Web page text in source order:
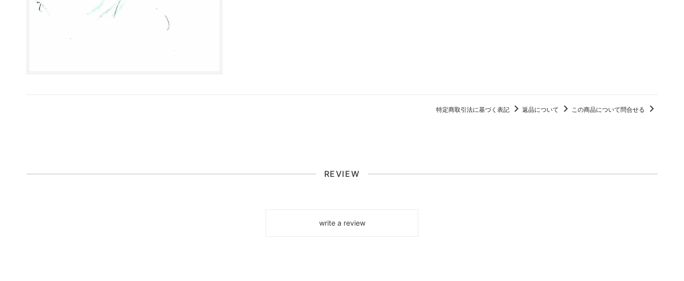
特定商取引法に基づく表記 返品について この商品について問合せる
REVIEW
write a review